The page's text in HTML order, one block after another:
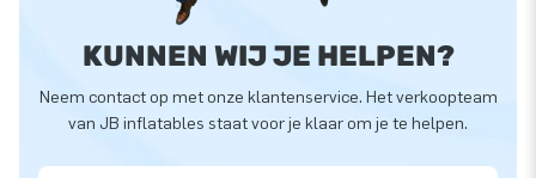
KUNNEN WIJ JE HELPEN?
Neem contact op met onze klantenservice. Het verkoopteam
van JB inflatables staat voor je klaar om je te helpen.